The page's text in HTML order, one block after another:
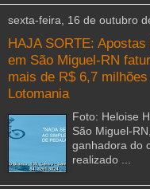
sexta-feira, 16 de outubro
HAJA SORTE: Apostas
em São Miguel-RN
mais de R$ 6,7
Lotomania
Foto: Heloise
São Miguel-
ganhadora do
realizado ...